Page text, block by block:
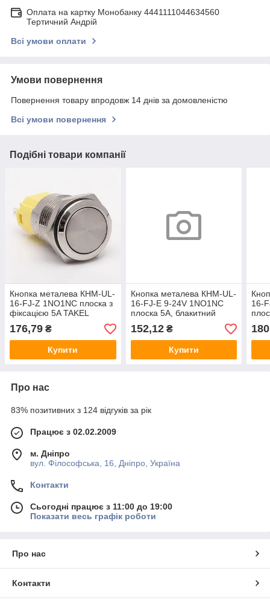
Оплата на картку Монобанку 4441111044634560
Тертичний Андрій
Всі умови оплати
Умови повернення
Повернення товару впродовж 14 днів за домовленістю
Всі умови повернення
Подібні товари компанії
Кнопка металева КНМ-UL-
16-FJ-Z 1NO1NC плоска з
фіксацією 5A TAKEL
176,79 ₴
Купити
Кнопка металева КНМ-UL-
16-FJ-E 9-24V 1NO1NC
плоска 5A, блакитний
TAKEL
152,12₴
Купити
16-
Про нас
83% позитивних з 124 відгуків за рік
Працює з 02.02.2009
м. Дніпро
вул. Філософська, 16, Дніпро, Україна
Контакти
Сьогодні працює з 11:00 до 19:00
Показати весь графік роботи
Про нас
Контакти